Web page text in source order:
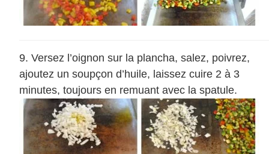
Versez l’oignon sur la plancha, salez, poivrez,
ajoutez un soupçon d’huile, laissez cuire 2 à 3
minutes, toujours en remuant avec la spatule.